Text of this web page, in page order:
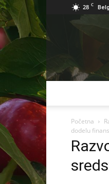
28 C
Početna
dodelu